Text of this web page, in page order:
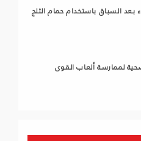
بعد السباق باستخدام حمام الثلج